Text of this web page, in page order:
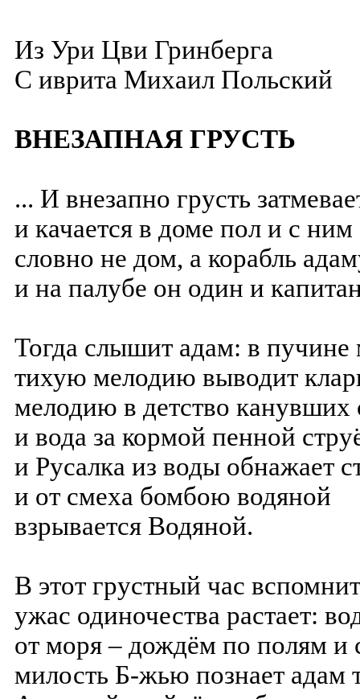
Из Ури Цви Гринберга
С иврита Михаил Польский
ВНЕЗАПНАЯ ГРУСТЬ
... И внезапно грусть
и качается в доме пол и с
словно не дом, а корабль
и на палубе он один и
Тогда слышит адам: в пучине
тихую мелодию выводит
мелодию в детство канувших
и вода за кормой пенной
и Русалка из воды обнажает
и от смеха бомбою водяной
взрывается Водяной.
В этот грустный час
ужас одиночества растает:
от моря – дождём по полям и
милость Б-жью познает адам